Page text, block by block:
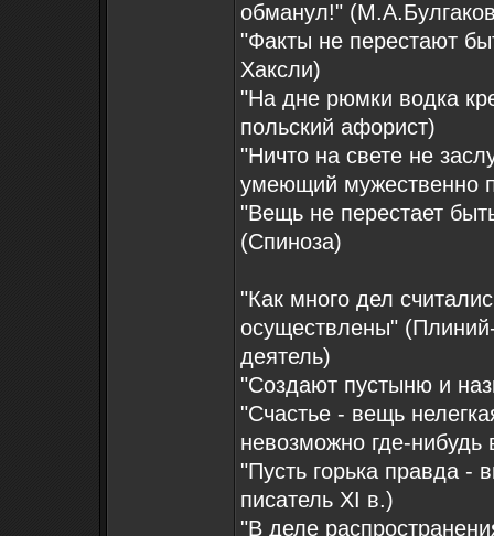
обманул!"
"Факты не перестают
Хаксли)
"На дне рюмки водка
польский афорист)
"Ничто на свете не
умеющий мужественно
"Вещь не перестает
(Спиноза)
"Как много дел
осуществлены"
деятель)
"Создают пустыню и
"Счастье - вещь
невозможно где-
"Пусть горька правда -
писатель XI в.)
"В деле